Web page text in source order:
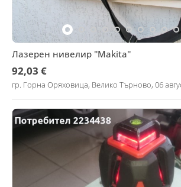
Лазерен нивелир ''Makita''
92,03 €
гр. Горна Оряховица, Велико Търново, 06